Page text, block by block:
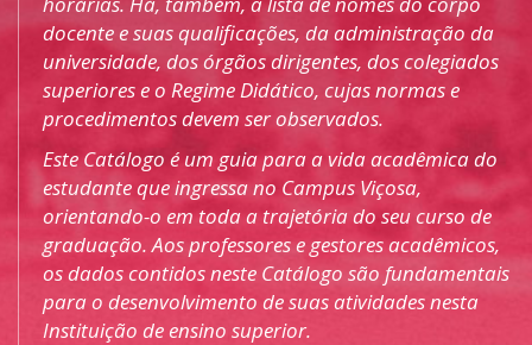
docente e suas qualificações, da administração da
universidade, dos órgãos dirigentes, dos colegiados
superiores e o Regime Didático, cujas normas e
procedimentos devem ser observados.
Este Catálogo é um guia para a vida acadêmica do
estudante que ingressa no Campus Viçosa,
orientando-o em toda a trajetória do seu curso de
graduação. Aos professores e gestores acadêmicos,
os dados contidos neste Catálogo são fundamentais
para o desenvolvimento de suas atividades nesta
Instituição de ensino superior.